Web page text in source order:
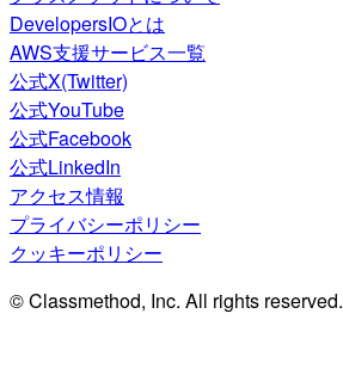
DevelopersIOとは
AWS支援サービス一覧
公式X(Twitter)
公式YouTube
公式Facebook
公式LinkedIn
アクセス情報
プライバシーポリシー
クッキーポリシー
© Classmethod, Inc. All rights reserved.